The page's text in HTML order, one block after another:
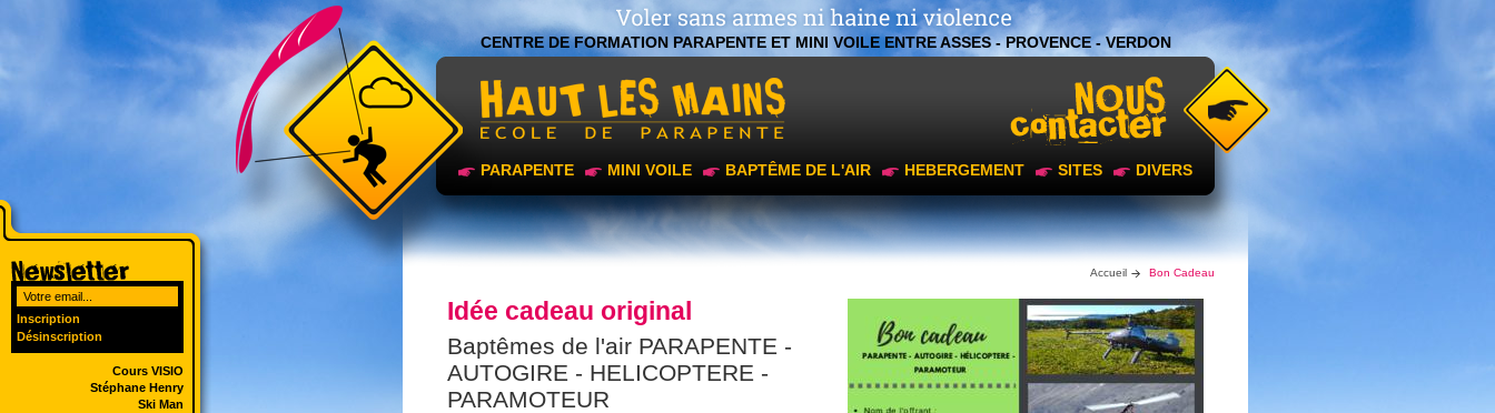
Inscription
Désinscription
Cours VISIO
Stéphane Henry
Ski Man
CENTRE DE FORMATION PARAPENTE ET MINI VOILE ENTRE ASSES - PROVENCE - VERDON
PARAPENTE MINI VOILE BAPTÊME DE L'AIR HEBERGEMENT SITES DIVERS
Accueil Bon Cadeau
Idée cadeau original
Baptêmes de l'air PARAPENTE -
AUTOGIRE - HELICOPTERE -
PARAMOTEUR